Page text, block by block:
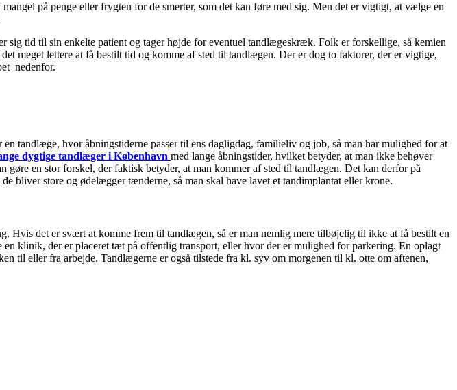
på penge eller frygten for de smerter, som det kan føre med sig. Men det er vigtigt, at vælge en
tid til sin enkelte patient og tager højde for eventuel tandlægeskræk. Folk er forskellige, så kemien
meget lettere at få bestilt tid og komme af sted til tandlægen. Der er dog to faktorer, der er vigtige,
nedenfor.
tandlæge, hvor åbningstiderne passer til ens dagligdag, familieliv og job, så man har mulighed for at
dygtige tandlæger i København med lange åbningstider, hvilket betyder, at man ikke behøver
en stor forskel, der faktisk betyder, at man kommer af sted til tandlægen. Det kan derfor på
bliver store og ødelægger tænderne, så man skal have lavet et tandimplantat eller krone.
det er svært at komme frem til tandlægen, så er man nemlig mere tilbøjelig til ikke at få bestilt en
klinik, der er placeret tæt på offentlig transport, eller hvor der er mulighed for parkering. En oplagt
til eller fra arbejde. Tandlægerne er også tilstede fra kl. syv om morgenen til kl. otte om aftenen,